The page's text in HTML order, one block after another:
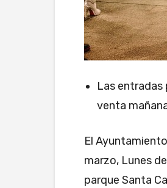
Las entradas
venta
El
marzo, Lunes
parque Santa